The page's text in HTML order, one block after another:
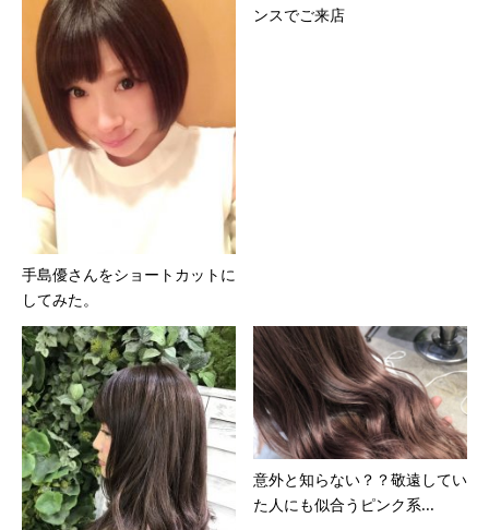
手島優さんをショートカットに
してみた。
ンスでご来店
意外と知らない？？敬遠してい
た人にも似合うピンク系...